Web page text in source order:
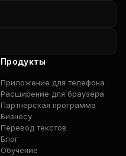
Продукты
Приложение для телефона
Расширение для браузера
Партнерская программа
Бизнесу
Перевод текстов
Блог
Обучение